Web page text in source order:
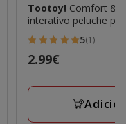
Tootoy! Comfort &
interativo peluche
5
estrelas
avaliações
5(1)
Preço
2.99€